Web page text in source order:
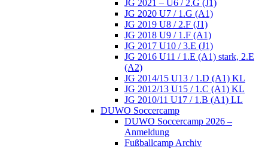
JG 2021 – U6 / 2.G (J1)
JG 2020 U7 / 1.G (A1)
JG 2019 U8 / 2.F (J1)
JG 2018 U9 / 1.F (A1)
JG 2017 U10 / 3.E (J1)
JG 2016 U11 / 1.E (A1) stark, 2.E
(A2)
JG 2014/15 U13 / 1.D (A1) KL
JG 2012/13 U15 / 1.C (A1) KL
JG 2010/11 U17 / 1.B (A1) LL
DUWO Soccercamp
DUWO Soccercamp 2026 –
Anmeldung
Fußballcamp Archiv